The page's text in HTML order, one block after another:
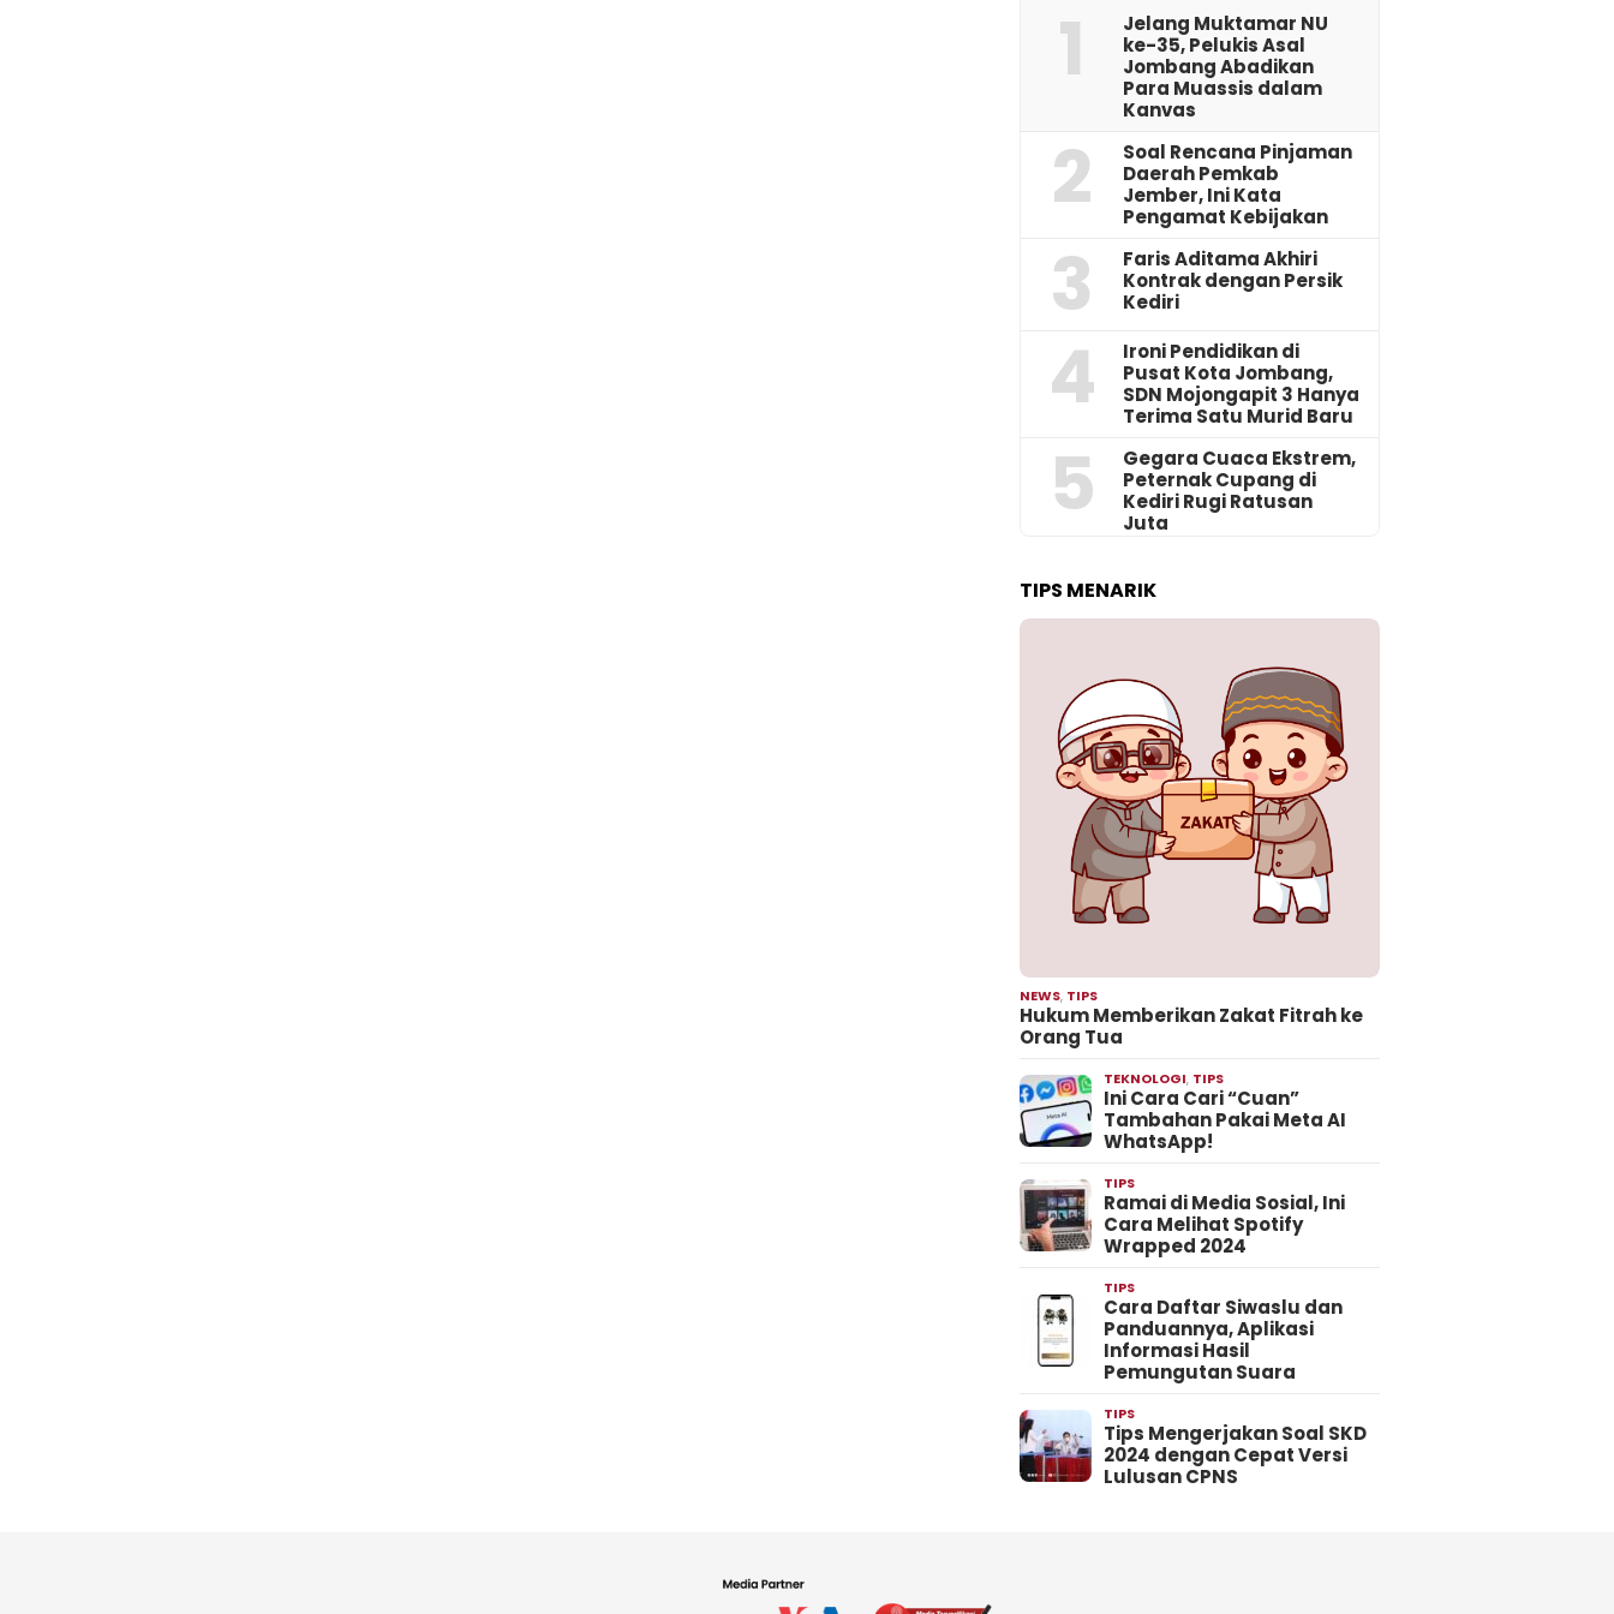
1
Jelang Muktamar NU
ke-35, Pelukis Asal
Jombang Abadikan
Para Muassis dalam
Kanvas
2
‎Soal Rencana Pinjaman
Daerah Pemkab
Jember, Ini Kata
Pengamat Kebijakan ‎
3
Faris Aditama Akhiri
Kontrak dengan Persik
Kediri
4
Ironi Pendidikan di
Pusat Kota Jombang,
SDN Mojongapit 3 Hanya
Terima Satu Murid Baru
5
‎Gegara Cuaca Ekstrem,
Peternak Cupang di
Kediri Rugi Ratusan
Juta
TIPS MENARIK
NEWS, TIPS
Hukum Memberikan Zakat Fitrah ke
Orang Tua
TEKNOLOGI, TIPS
Ini Cara Cari “Cuan”
Tambahan Pakai Meta AI
WhatsApp!
TIPS
Ramai di Media Sosial, Ini
Cara Melihat Spotify
Wrapped 2024
TIPS
Cara Daftar Siwaslu dan
Panduannya, Aplikasi
Informasi Hasil
Pemungutan Suara
TIPS
Tips Mengerjakan Soal SKD
2024 dengan Cepat Versi
Lulusan CPNS